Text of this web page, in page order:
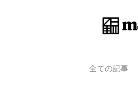
全ての記事